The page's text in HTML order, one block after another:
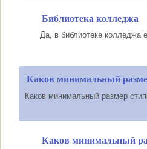
Библиотека колледжа
Да, в библиотеке колледжа
Каков минимальный
Каков минимальный размер
Каков минимальный